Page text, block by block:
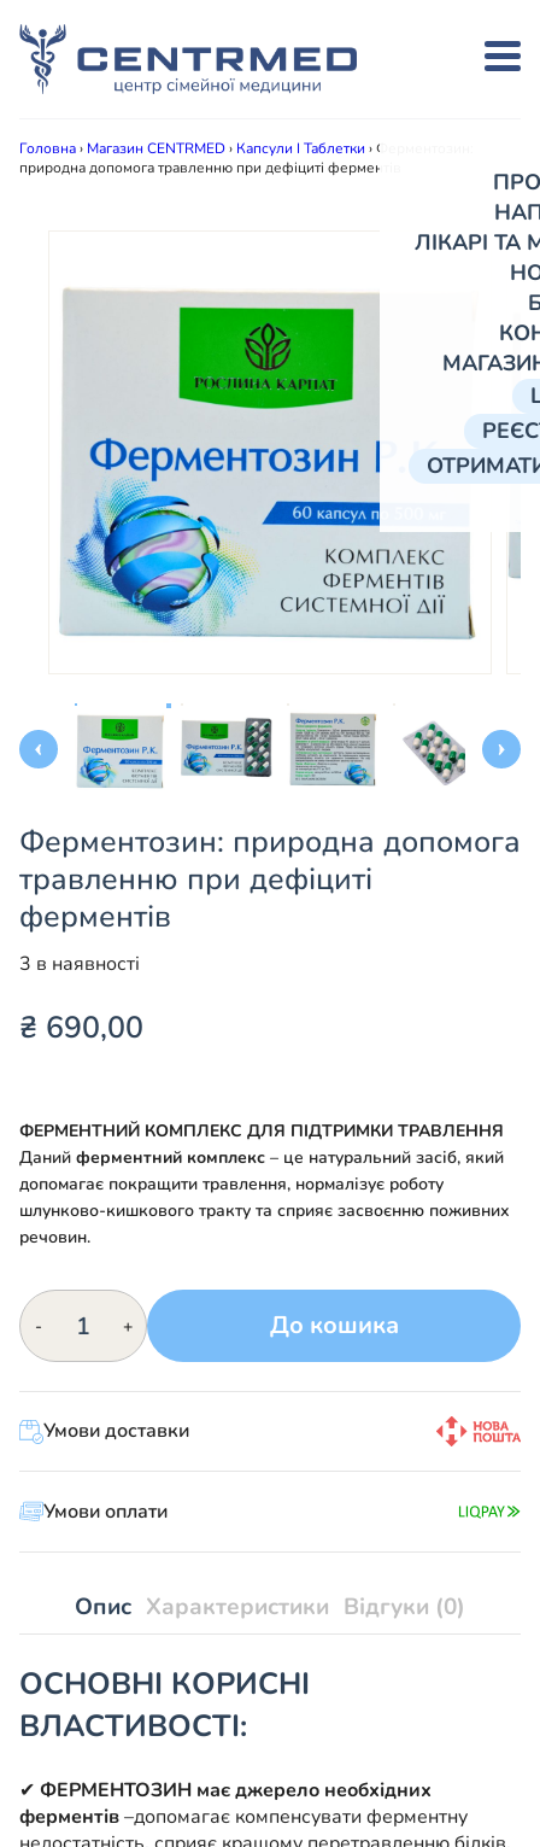
ЛІКАРІ
Головна› Магазин CENTRMED› Капсули І Таблетки ›Ферментозин:
природна допомога травленню при дефіциті ферментів
Ферментозин: природна допомога
травленню при дефіциті
ферментів
3 в наявності
₴ 690,00
ФЕРМЕНТНИЙ КОМПЛЕКС ДЛЯ ПІДТРИМКИ ТРАВЛЕННЯ
Даний ферментний комплекс – це натуральний засіб, який
допомагає покращити травлення, нормалізує роботу
шлунково-кишкового тракту та сприяє засвоєнню поживних
речовин.
-
Ферментозин:
природна
допомога
дефіциті
+ До кошика
Умови доставки
Умови оплати
Опис Характеристики Відгуки (0)
ОСНОВНІ КОРИСНІ
ВЛАСТИВОСТІ:
✔ ФЕРМЕНТОЗИН має джерело необхідних
ферментів–допомагає компенсувати ферментну